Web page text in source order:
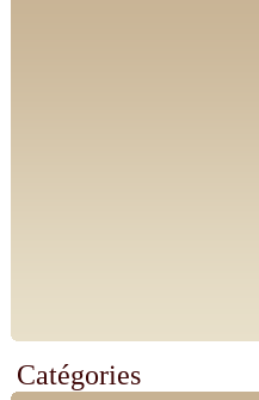
Catégories